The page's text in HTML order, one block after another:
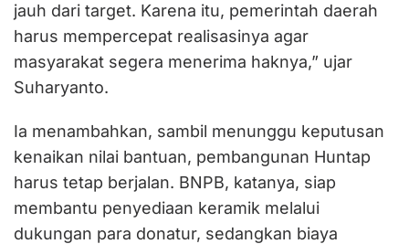
jauh dari target. Karena itu, pemerintah daerah
harus mempercepat realisasinya agar
masyarakat segera menerima haknya,” ujar
Suharyanto.
Ia menambahkan, sambil menunggu keputusan
kenaikan nilai bantuan, pembangunan Huntap
harus tetap berjalan. BNPB, katanya, siap
membantu penyediaan keramik melalui
dukungan para donatur, sedangkan biaya